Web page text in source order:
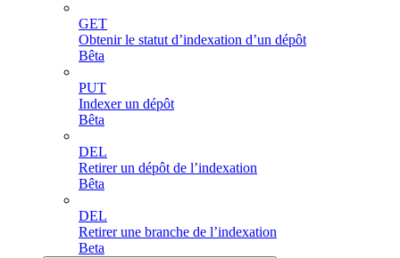
GET
Obtenir le statut d’indexation d’un dépôt
Bêta
PUT
Indexer un dépôt
Bêta
DEL
Retirer un dépôt de l’indexation
Bêta
DEL
Retirer une branche de l’indexation
Beta